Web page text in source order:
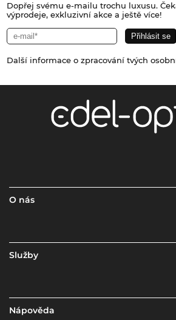
Dopřej svému e-mailu trochu luxusu.
výprodeje, exkluzivní akce a ještě více!
Další informace o zpracování tvých
O nás
Služby
Nápověda